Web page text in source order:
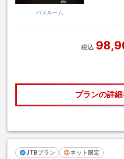
バスルーム
税込
プランの詳
JTBプラン ネット限定